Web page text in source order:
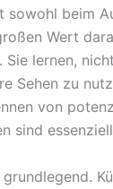
sowohl beim
Wert
lernen,
Sehen zu
von
sind